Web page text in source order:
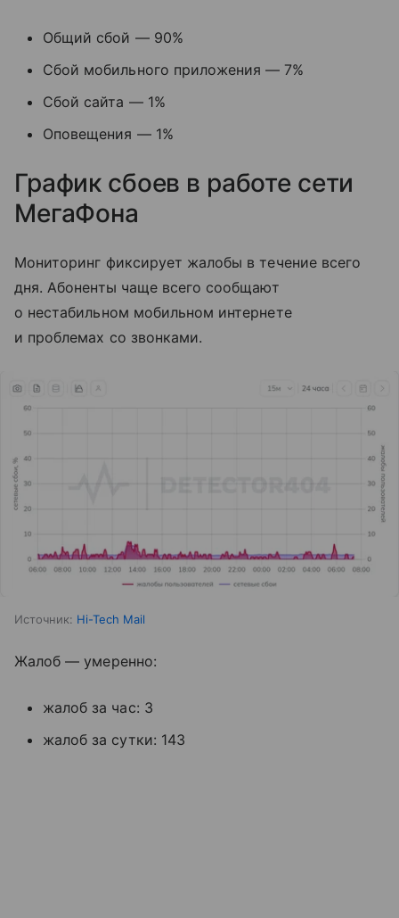
Общий сбой — 90%
Сбой мобильного приложения — 7%
Сбой сайта — 1%
Оповещения — 1%
График сбоев в работе сети
МегаФона
Мониторинг фиксирует жалобы в течение всего
дня. Абоненты чаще всего сообщают
о нестабильном мобильном интернете
и проблемах со звонками.
Источник: Hi-Tech Mail
Жалоб — умеренно:
жалоб за час: 3
жалоб за сутки: 143